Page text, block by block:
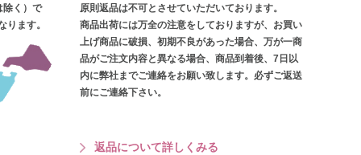
除く）で
ります。
原則返品は不可とさせていただいております。
商品出荷には万全の注意をしておりますが、お買い
上げ商品に破損、初期不良があった場合、万が一商
品がご注文内容と異なる場合、商品到着後、7日以
内に弊社までご連絡をお願い致します。必ずご返送
前にご連絡下さい。
返品について詳しくみる